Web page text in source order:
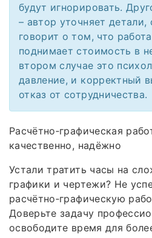
будут игнорировать.
– автор уточняет детали,
говорит о том, что
поднимает стоимость в
втором случае это
давление, и корректный
отказ от сотрудничества.
Расчётно‑графическая
качественно, надёжно
Устали тратить часы на
графики и чертежи? Не
расчётно‑графическую
Доверьте задачу
освободите время для